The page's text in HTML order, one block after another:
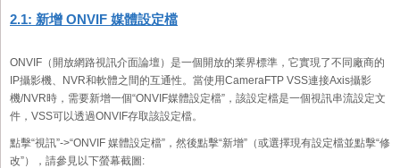
2.1: 新增 ONVIF 媒體設定檔
ONVIF（開放網路視訊介面論壇）是一個開放的業界標準，它實現了不同廠商的
IP攝影機、NVR和軟體之間的互通性。當使用CameraFTP VSS連接Axis攝影
機/NVR時，需要新增一個“ONVIF媒體設定檔”，該設定檔是一個視訊串流設定文
件，VSS可以透過ONVIF存取該設定檔。
點擊“視訊”->“ONVIF 媒體設定檔”，然後點擊“新增”（或選擇現有設定檔並點擊“修
改”），請參見以下螢幕截圖: